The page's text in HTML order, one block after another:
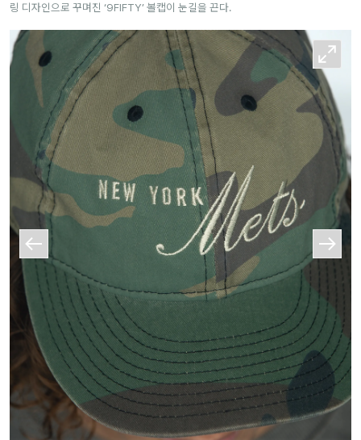
링 디자인으로 꾸며진 ‘9FIFTY’ 볼캡이 눈길을 끈다.